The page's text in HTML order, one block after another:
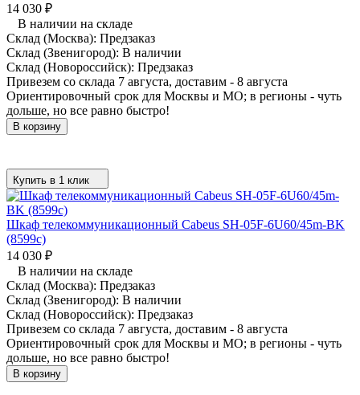
14 030 ₽
В наличии на складе
Склад (Москва): Предзаказ
Склад (Звенигород): В наличии
Склад (Новороссийск): Предзаказ
Привезем со склада 7 августа, доставим - 8 августа
Ориентировочный срок для Москвы и МО; в регионы - чуть
дольше, но все равно быстро!
В корзину
Купить в 1 клик
Шкаф телекоммуникационный Cabeus SH-05F-6U60/45m-BK
(8599c)
14 030 ₽
В наличии на складе
Склад (Москва): Предзаказ
Склад (Звенигород): В наличии
Склад (Новороссийск): Предзаказ
Привезем со склада 7 августа, доставим - 8 августа
Ориентировочный срок для Москвы и МО; в регионы - чуть
дольше, но все равно быстро!
В корзину